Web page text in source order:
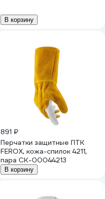
В корзину
891 ₽
Перчатки защитные ПТК
FEROX, кожа-спилок 4211,
пара СК-00044213
В корзину